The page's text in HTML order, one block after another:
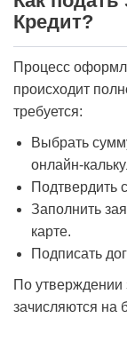
Кредит?
Процесс
происходит
требуется:
Выбрать
онлайн-
Подтвердить
Заполнить
карте.
Подписать
По утверждении
зачисляются на